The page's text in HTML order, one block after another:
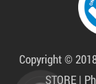
Copyright ©
STORE |